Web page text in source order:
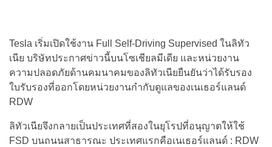
Tesla เริ่มเปิดใช้งาน Full Self-Driving Supervised ในลิทัว
เนีย บริษัทประกาศข่าวนี้บนโซเชียลมีเดีย และหน่วยงาน
ความปลอดภัยด้านคมนาคมของลิทัวเนียยืนยันว่าได้รับรอง
ใบรับรองที่ออกโดยหน่วยงานกำกับดูแลของเนเธอร์แลนด์
RDW
ลิทัวเนียจึงกลายเป็นประเทศที่สองในยุโรปที่อนุญาตให้ใช้
FSD บนถนนสาธารณะ ประเทศแรกคือเนเธอร์แลนด์ : RDW